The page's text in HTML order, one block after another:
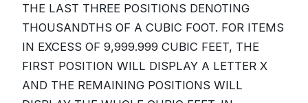
THE LAST THREE POSITIONS DENOTING
THOUSANDTHS OF A CUBIC FOOT. FOR ITEMS
IN EXCESS OF 9,999.999 CUBIC FEET, THE
FIRST POSITION WILL DISPLAY A LETTER X
AND THE REMAINING POSITIONS WILL